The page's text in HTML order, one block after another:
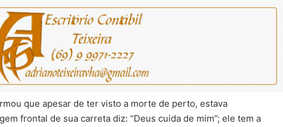
que apesar de ter visto a morte de perto, estava
frontal de sua carreta diz: “Deus cuida de mim”; ele tem a